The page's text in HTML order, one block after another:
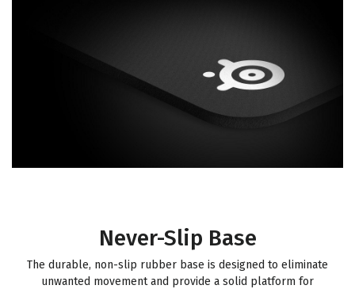
Never-Slip Base
The durable, non-slip rubber base is designed to eliminate
unwanted movement and provide a solid platform for